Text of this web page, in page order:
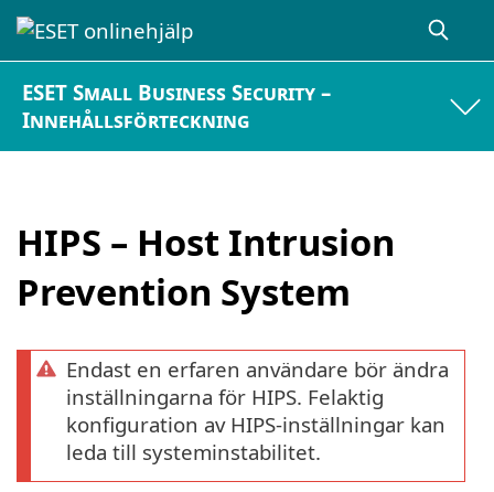
ESET Small Business Security –
Innehållsförteckning
HIPS – Host Intrusion
Prevention System
Endast en erfaren användare bör ändra
inställningarna för HIPS. Felaktig
konfiguration av HIPS-inställningar kan
leda till systeminstabilitet.